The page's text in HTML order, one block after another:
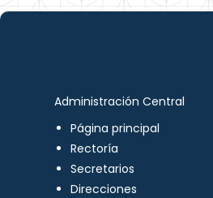
Administración Central
Página principal
Rectoría
Secretarios
Direcciones